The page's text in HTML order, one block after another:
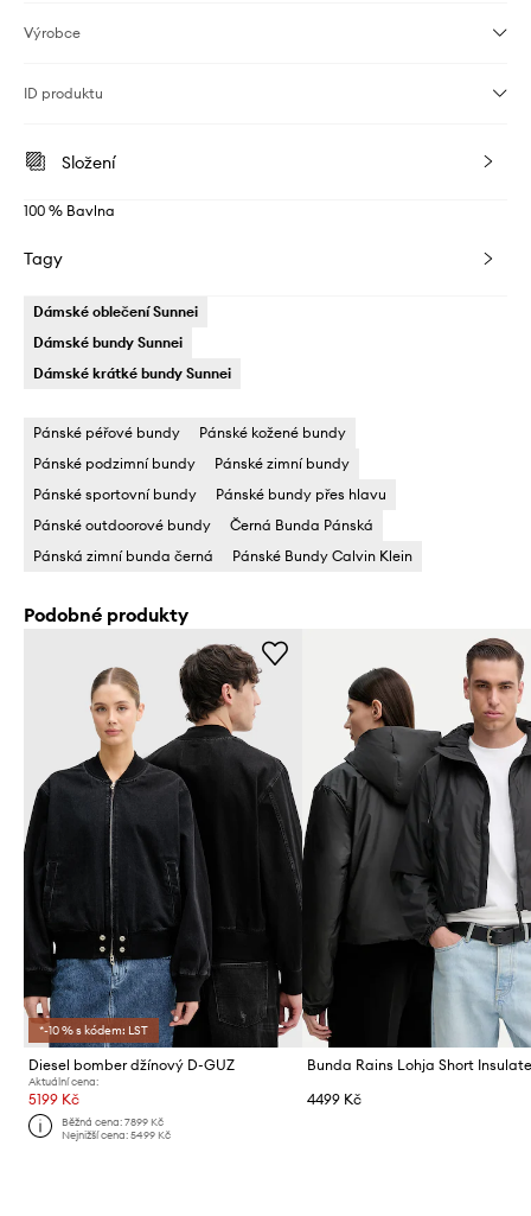
Výrobce
ID produktu
Složení
100 % Bavlna
Tagy
Dámské oblečení Sunnei
Dámské bundy Sunnei
Dámské krátké bundy Sunnei
Pánské péřové bundy
Pánské kožené bundy
Pánské podzimní bundy
Pánské zimní bundy
Pánské sportovní bundy
Pánské bundy přes hlavu
Pánské outdoorové bundy
Černá Bunda Pánská
Pánská zimní bunda černá
Pánské Bundy Calvin Klein
Podobné produkty
*-10 % s kódem: LST
Diesel bomber džínový D-GUZ
Aktuální cena:
5199 Kč
Běžná cena:7899 Kč
Nejnižší cena:5499 Kč
4499 Kč